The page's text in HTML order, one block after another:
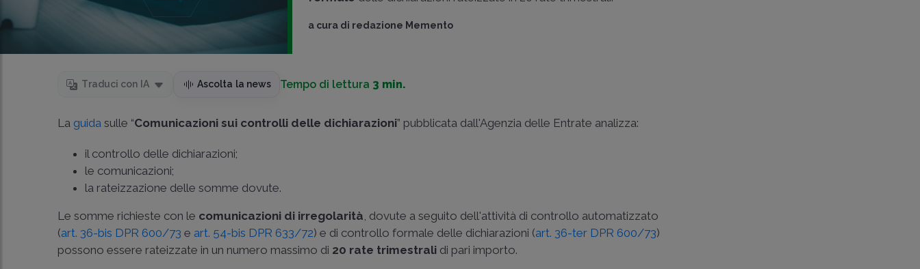
a cura di redazione Memento
Traduci con IA Ascolta la news Tempo di lettura 3 min.
La guida sulle “Comunicazioni sui controlli delle dichiarazioni” pubblicata dall'Agenzia delle Entrate analizza:
il controllo delle dichiarazioni;
le comunicazioni;
la rateizzazione delle somme dovute.
Le somme richieste con le comunicazioni di irregolarità, dovute a seguito dell'attività di controllo automatizzato
(art. 36-bis DPR 600/73 e art. 54-bis DPR 633/72) e di controllo formale delle dichiarazioni (art. 36-ter DPR 600/73)
possono essere rateizzate in un numero massimo di 20 rate trimestrali di pari importo.